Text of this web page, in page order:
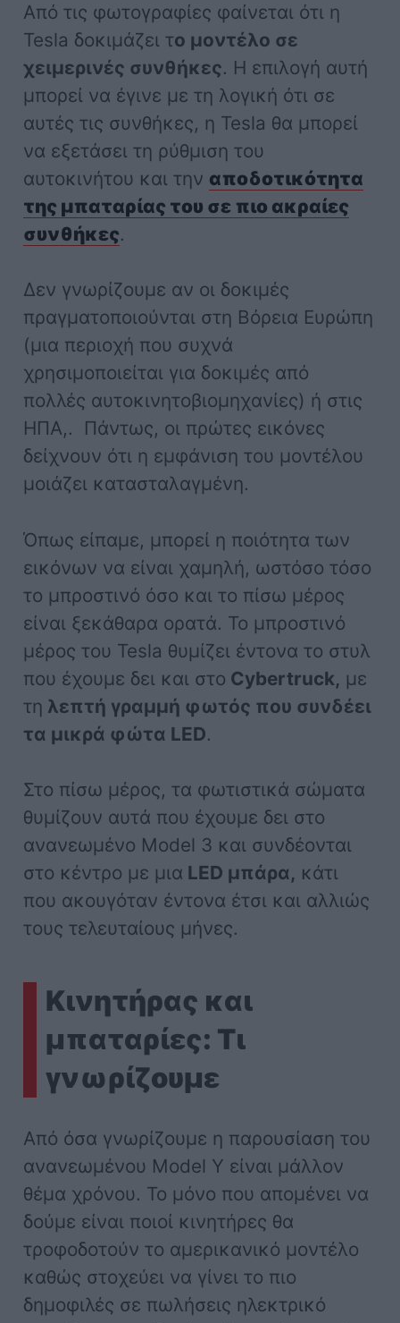
Από τις φωτογραφίες φαίνεται ότι η
Tesla δοκιμάζει το μοντέλο σε
χειμερινές συνθήκες. Η επιλογή αυτή
μπορεί να έγινε με τη λογική ότι σε
αυτές τις συνθήκες, η Tesla θα μπορεί
να εξετάσει τη ρύθμιση του
αυτοκινήτου και την αποδοτικότητα
της μπαταρίας του σε πιο ακραίες
συνθήκες.
Δεν γνωρίζουμε αν οι δοκιμές
πραγματοποιούνται στη Βόρεια Ευρώπη
(μια περιοχή που συχνά
χρησιμοποιείται για δοκιμές από
πολλές αυτοκινητοβιομηχανίες) ή στις
ΗΠΑ,. Πάντως, οι πρώτες εικόνες
δείχνουν ότι η εμφάνιση του μοντέλου
μοιάζει κατασταλαγμένη.
Όπως είπαμε, μπορεί η ποιότητα των
εικόνων να είναι χαμηλή, ωστόσο τόσο
το μπροστινό όσο και το πίσω μέρος
είναι ξεκάθαρα ορατά. Το μπροστινό
μέρος του Tesla θυμίζει έντονα το στυλ
που έχουμε δει και στο Cybertruck, με
τη λεπτή γραμμή φωτός που συνδέει
τα μικρά φώτα LED.
Στο πίσω μέρος, τα φωτιστικά σώματα
θυμίζουν αυτά που έχουμε δει στο
ανανεωμένο Model 3 και συνδέονται
στο κέντρο με μια LED μπάρα, κάτι
που ακουγόταν έντονα έτσι και αλλιώς
τους τελευταίους μήνες.
Κινητήρας και
μπαταρίες: Τι
γνωρίζουμε
Από όσα γνωρίζουμε η παρουσίαση του
ανανεωμένου Model Y είναι μάλλον
θέμα χρόνου. Το μόνο που απομένει να
δούμε είναι ποιοί κινητήρες θα
τροφοδοτούν το αμερικανικό μοντέλο
καθώς στοχεύει να γίνει το πιο
δημοφιλές σε πωλήσεις ηλεκτρικό